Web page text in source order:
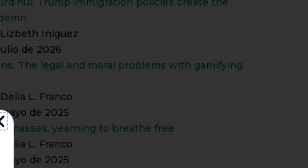
Iniguez
de 2026
The legal and moral problems with gamifying
L. Franco
de 2025
masses, yearning to breathe free
L. Franco
de 2025